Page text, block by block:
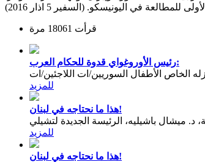
للمطالعة في اليونيسكو. (السفير 5 اذار 2016)
قرأت 18061 مرة
رئيس الأوروغواي قدوة للحكام العرب:
الخاص الأطفال السوريين/ات اللاجئين/ات
للمزيد
هذا ما نحتاجه في لبنان!
د. ميشال باشيليه، الرئيسة الجديدة لتشيلي
للمزيد
هذا ما نحتاجه في لبنان!